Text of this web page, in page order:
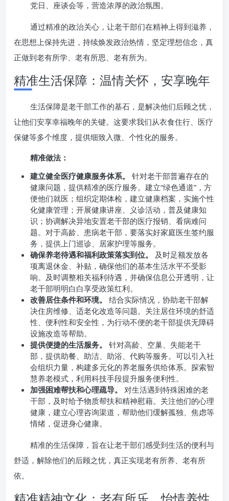
党日、座谈会等，营造浓厚的政治氛围。
通过精准的政治关心，让老干部们在精神上得到滋养，
在思想上保持先进，持续焕发政治热情，坚定理想信念，真
正做到老有所学、老有所思、老有所为。
精准生活保障：温情关怀，安享晚年
生活保障是老干部工作的基石，是解决他们后顾之忧，
让他们安享幸福晚年的关键。这要求我们从衣食住行、医疗
保健等多个维度，提供细致入微、个性化的服务。
精准做法：
建立健全医疗健康服务体系。
针对老干部普遍存在的
健康问题，提供精准的医疗服务。建立“绿色通道”，方
便他们就医；组织定期体检，建立健康档案，实施个性
化健康管理；开展健康讲座、义诊活动，普及健康知
识；协调解决异地安置老干部的医疗报销、看病难问
题。对于高龄、患病老干部，要落实好家庭医生签约服
务，提供上门巡诊、居家护理等服务。
确保养老待遇和福利政策落实到位。
及时足额发放各
项离退休金、补贴，确保他们的基本生活水平不受影
响。及时调整相关福利待遇，并确保信息公开透明，让
老干部明明白白享受政策红利。
改善居住条件和环境。
结合实际情况，协助老干部解
决住房维修、适老化改造等问题。关注居住环境的舒适
性、便利性和安全性，为行动不便的老干部提供无障碍
设施改造等帮助。
提供便捷的生活服务。
针对高龄、空巢、失能老干
部，提供助餐、助洁、助浴、代购等服务。可以引入社
会组织力量，构建多元化的养老服务供给体系。探索智
慧养老模式，利用科技手段提升服务便利性。
加强困难帮扶和心理疏导。
对生活遇到特殊困难的老
干部，及时给予物质帮扶和精神慰藉。关注他们的心理
健康，建立心理咨询渠道，帮助他们缓解孤独、焦虑等
情绪，促进身心健康。
精准的生活保障，旨在让老干部们感受到生活的便利与
舒适，解除他们的后顾之忧，真正实现老有所养、老有所
依。